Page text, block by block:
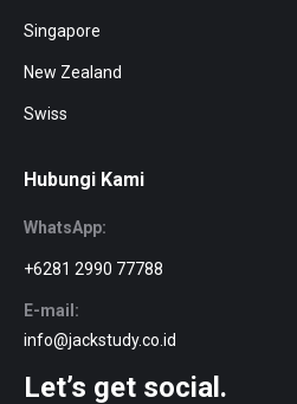
Singapore
New Zealand
Swiss
Hubungi Kami
WhatsApp:
+6281 2990 77788
E-mail:
info@jackstudy.co.id
Let’s get social.